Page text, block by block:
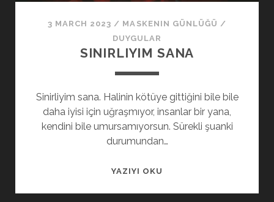
3 MARCH 2023 / MASKENIN GÜNLÜĞÜ /
DUYGULAR
SINIRLIYIM SANA
Sinirliyim sana. Halinin kötüye gittiğini bile bile
daha iyisi için uğraşmıyor, insanlar bir yana,
kendini bile umursamıyorsun. Sürekli şuanki
durumundan…
YAZIYI OKU